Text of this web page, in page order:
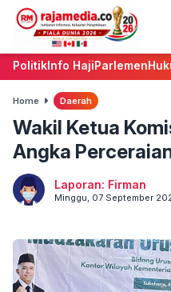
PolitikInfo HajiParlemen
Home Daerah
Wakil Ketua
Angka
Laporan: Firman
Minggu, 07 September